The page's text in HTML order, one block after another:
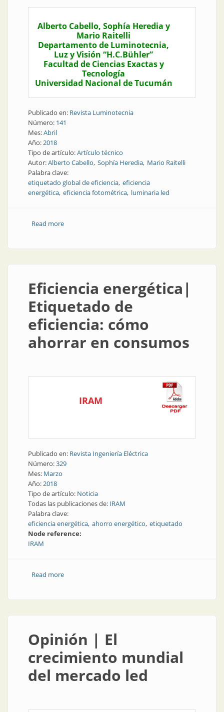
Alberto Cabello, Sophía Heredia y
Mario Raitelli
Departamento de Luminotecnia,
Luz y Visión “H.C.Bühler”
Facultad de Ciencias Exactas y
Tecnología
Universidad Nacional de Tucumán
Publicado en: Revista Luminotecnia
Número: 141
Mes:Abril
Año:2018
Tipo de artículo:Artículo técnico
Autor:Alberto Cabello Sophía Heredia Mario Raitelli
Palabra clave:
etiquetado global de eficiencia eficiencia
energética eficiencia fotométrica luminaria led
Read moreabout Nota técnica | Propuesta de etiquetado global
Eficiencia energética|
Etiquetado de
eficiencia: cómo
ahorrar en consumos
IRAM
Publicado en: Revista Ingeniería Eléctrica
Número:329
Mes: Marzo
Año:2018
Tipo de artículo: Noticia
Todas las publicaciones de: IRAM
Palabra clave:
eficiencia energética ahorro energético etiquetado
Node reference:
IRAM
Read moreabout Eficiencia energética| Etiquetado de eficiencia:
Opinión | El
crecimiento mundial
del mercado led